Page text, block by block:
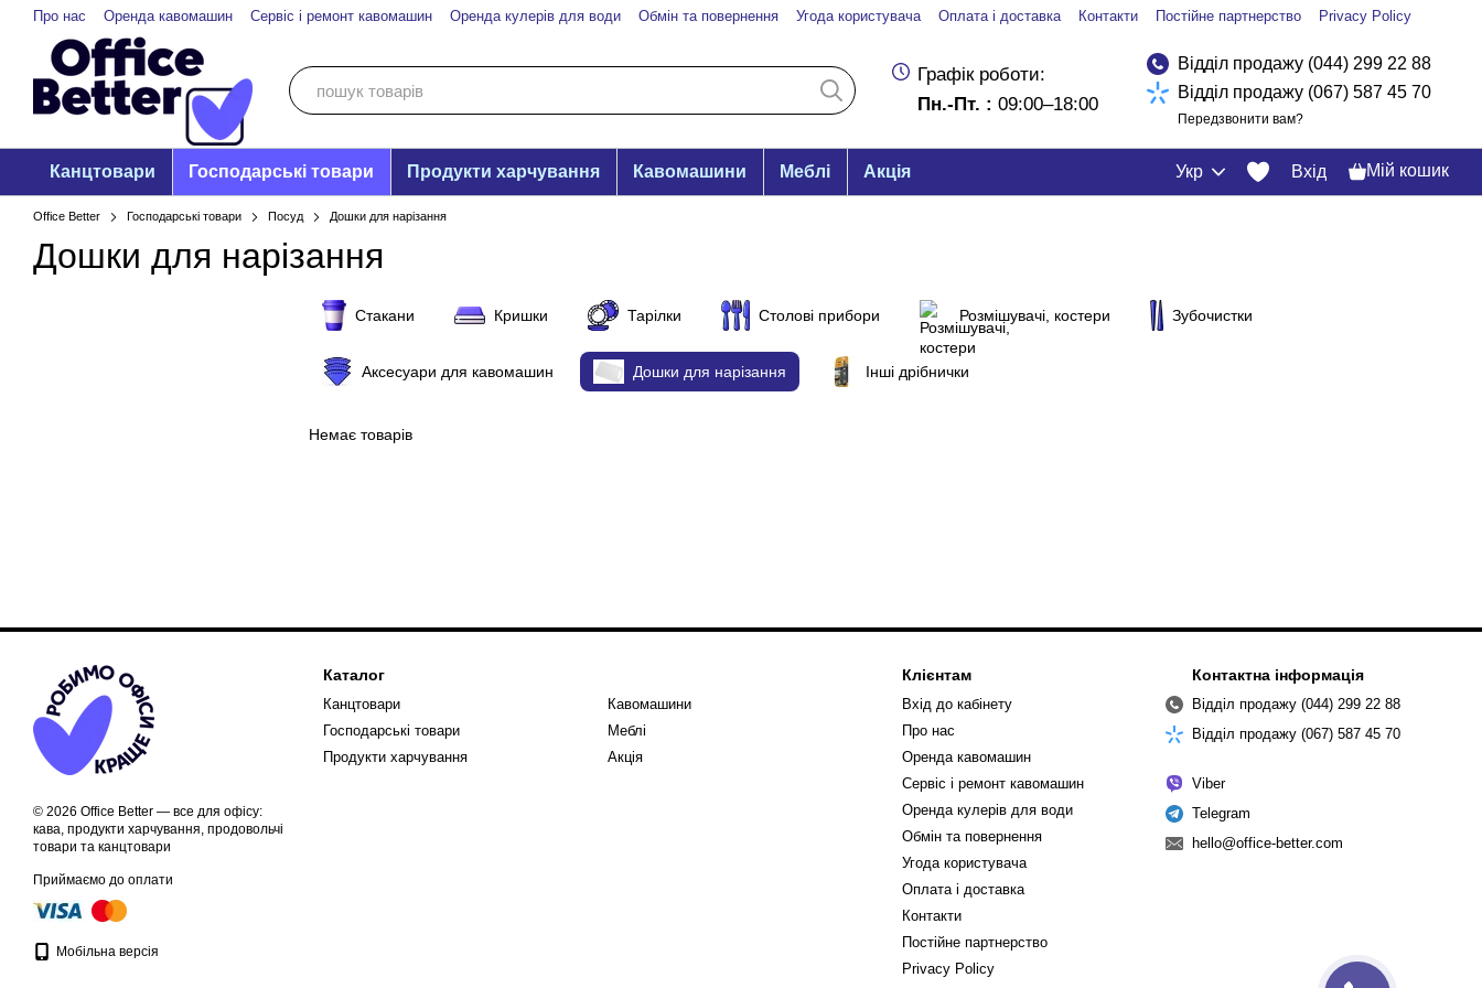
Перейти до основного контенту
Про нас Оренда кавомашин Сервіс і ремонт кавомашин Оренда кулерів для води Обмін та повернення Угода користувача Оплата і доставка Контакти Постійне партнерство Privacy Policy
Графік роботи:
Пн.-Пт. : 09:00–18:00
Відділ продажу (044) 299 22 88
Відділ продажу (067) 587 45 70
Передзвонити вам?
Канцтовари Господарські товари Продукти харчування Кавомашини Меблі Акція Укр Вхід Мій кошик
Office Better Господарські товари Посуд Дошки для нарізання
Дошки для нарізання
Стакани Кришки Тарілки Столові прибори Розмішувачі, костери Зубочистки
Аксесуари для кавомашин Дошки для нарізання Інші дрібнички
Немає товарів
© 2026 Office Better — все для офісу:
кава, продукти харчування, продовольчі
товари та канцтовари
Приймаємо до оплати
Мобільна версія
Каталог
Канцтовари
Господарські товари
Продукти харчування
Кавомашини
Меблі
Акція
Клієнтам
Вхід до кабінету
Про нас
Оренда кавомашин
Сервіс і ремонт кавомашин
Оренда кулерів для води
Обмін та повернення
Угода користувача
Оплата і доставка
Контакти
Постійне партнерство
Privacy Policy
Контактна інформація
Відділ продажу (044) 299 22 88
Відділ продажу (067) 587 45 70
Viber
Telegram
hello@office-better.com